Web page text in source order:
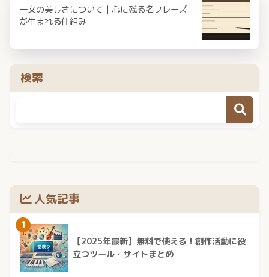
一文の美しさについて｜心に残る名フレーズ
が生まれる仕組み
検索
人気記事
1
【2025年最新】無料で使える！創作活動に役
立つツール・サイトまとめ